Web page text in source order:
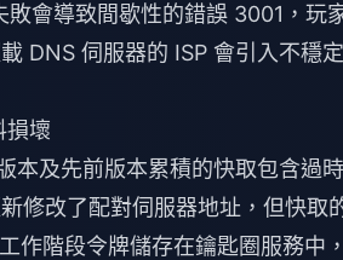
敗會導致間歇性的錯誤 3001，玩
DNS 伺服器的 ISP 會引入不穩
損壞
本及先前版本累積的快取包含過
修改了配對伺服器地址，但快取
作階段令牌儲存在鑰匙圈服務